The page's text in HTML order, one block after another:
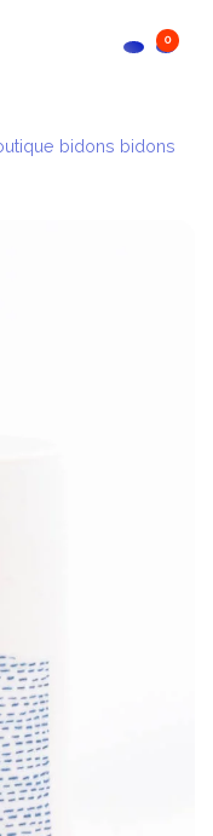
0
bidons bidons